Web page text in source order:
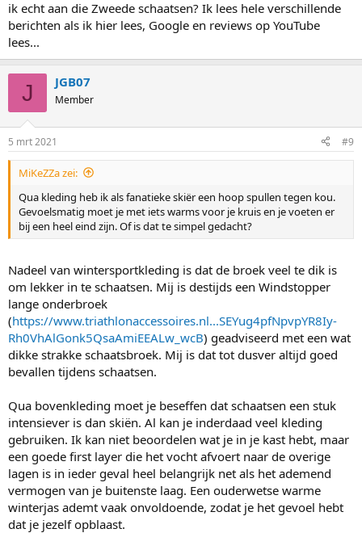
ik echt aan die Zweede schaatsen? Ik lees hele verschillende
berichten als ik hier lees, Google en reviews op YouTube
lees...
J JGB07
Member
5 mrt 2021 #9
MiKeZZa zei:
Qua kleding heb ik als fanatieke skiër een hoop spullen tegen kou.
Gevoelsmatig moet je met iets warms voor je kruis en je voeten er
bij een heel eind zijn. Of is dat te simpel gedacht?
Nadeel van wintersportkleding is dat de broek veel te dik is
om lekker in te schaatsen. Mij is destijds een Windstopper
lange onderbroek
(https://www.triathlonaccessoires.nl...SEYug4pfNpvpYR8Iy-
Rh0VhAlGonk5QsaAmiEEALw_wcB) geadviseerd met een wat
dikke strakke schaatsbroek. Mij is dat tot dusver altijd goed
bevallen tijdens schaatsen.
Qua bovenkleding moet je beseffen dat schaatsen een stuk
intensiever is dan skiën. Al kan je inderdaad veel kleding
gebruiken. Ik kan niet beoordelen wat je in je kast hebt, maar
een goede first layer die het vocht afvoert naar de overige
lagen is in ieder geval heel belangrijk net als het ademend
vermogen van je buitenste laag. Een ouderwetse warme
winterjas ademt vaak onvoldoende, zodat je het gevoel hebt
dat je jezelf opblaast.